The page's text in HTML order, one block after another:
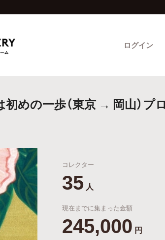
ログイン
了間近のプロジェクト
特集から探す 最新進捗報告から探す
ロジェクト
めの一歩（東京 → 岡山）プ
コレクター
35 人
現在までに集まった金額
245,000 円